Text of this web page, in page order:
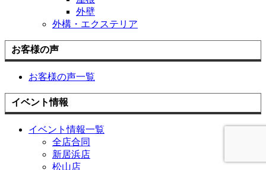
外壁
外構・エクステリア
お客様の声
お客様の声一覧
イベント情報
イベント情報一覧
全店合同
新居浜店
松山店